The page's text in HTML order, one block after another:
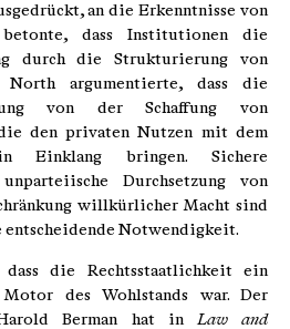
an die Erkenntnisse von
dass Institutionen die
durch die Strukturierung von
North argumentierte, dass die
von der Schaffung von
den privaten Nutzen mit dem
Einklang bringen. Sichere
Durchsetzung von
willkürlicher Macht sind
entscheidende Notwendigkeit.
die Rechtsstaatlichkeit ein
Motor des Wohlstands war. Der
Harold Berman hat in Law and